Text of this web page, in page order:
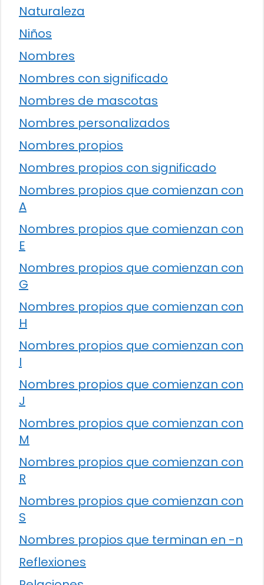
Naturaleza
Niños
Nombres
Nombres con significado
Nombres de mascotas
Nombres personalizados
Nombres propios
Nombres propios con significado
Nombres propios que comienzan con
A
Nombres propios que comienzan con
E
Nombres propios que comienzan con
G
Nombres propios que comienzan con
H
Nombres propios que comienzan con
I
Nombres propios que comienzan con
J
Nombres propios que comienzan con
M
Nombres propios que comienzan con
R
Nombres propios que comienzan con
S
Nombres propios que terminan en -n
Reflexiones